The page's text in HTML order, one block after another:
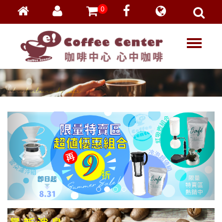
會員登入
忘記密碼
加入會員
VIP登入
VIP申請
0
T
l
e
a
v
i
g
a
t
i
o
n